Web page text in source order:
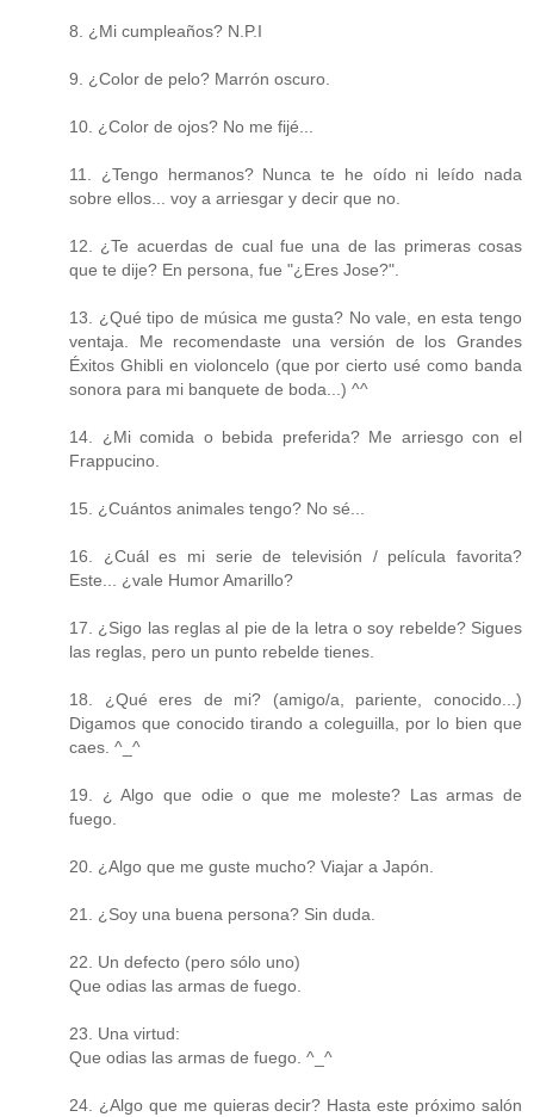
8. ¿Mi cumpleaños? N.P.I
9. ¿Color de pelo? Marrón oscuro.
10. ¿Color de ojos? No me fijé...
11. ¿Tengo hermanos? Nunca te he oído ni leído nada
sobre ellos... voy a arriesgar y decir que no.
12. ¿Te acuerdas de cual fue una de las primeras cosas
que te dije? En persona, fue "¿Eres Jose?".
13. ¿Qué tipo de música me gusta? No vale, en esta tengo
ventaja. Me recomendaste una versión de los Grandes
Éxitos Ghibli en violoncelo (que por cierto usé como banda
sonora para mi banquete de boda...) ^^
14. ¿Mi comida o bebida preferida? Me arriesgo con el
Frappucino.
15. ¿Cuántos animales tengo? No sé...
16. ¿Cuál es mi serie de televisión / película favorita?
Este... ¿vale Humor Amarillo?
17. ¿Sigo las reglas al pie de la letra o soy rebelde? Sigues
las reglas, pero un punto rebelde tienes.
18. ¿Qué eres de mi? (amigo/a, pariente, conocido...)
Digamos que conocido tirando a coleguilla, por lo bien que
caes. ^_^
19. ¿ Algo que odie o que me moleste? Las armas de
fuego.
20. ¿Algo que me guste mucho? Viajar a Japón.
21. ¿Soy una buena persona? Sin duda.
22. Un defecto (pero sólo uno)
Que odias las armas de fuego.
23. Una virtud:
Que odias las armas de fuego. ^_^
24. ¿Algo que me quieras decir? Hasta este próximo salón